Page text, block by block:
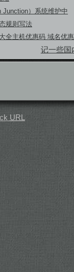
Junction）系统维护中
规则写法
全主机优惠码 域名优
记一些国
URL